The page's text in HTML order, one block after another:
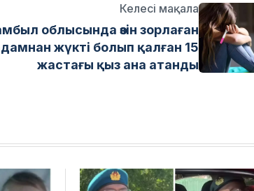
Келесі мақала
облысында өзін зорлаған
жүкті болып қалған 15
жастағы қыз ана атанды